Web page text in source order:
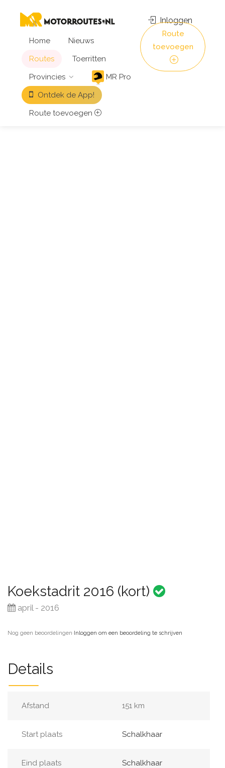
Home
Nieuws
Routes
Toerritten
Provincies
MR Pro
Ontdek de App!
Route toevoegen
Inloggen
Route
toevoegen
Koekstadrit 2016 (kort)
april - 2016
Nog geen beoordelingen·Inloggen om een beoordeling te schrijven
Details
Afstand 151 km
Start plaats Schalkhaar
Eind plaats Schalkhaar